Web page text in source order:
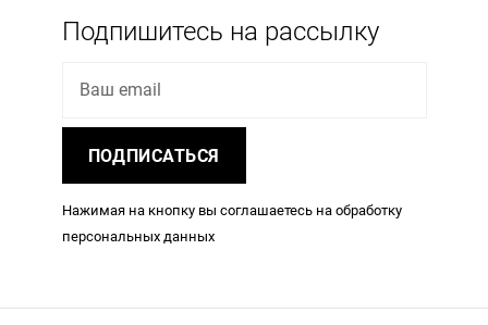
Подпишитесь на рассылку
Ваш email
ПОДПИСАТЬСЯ
Нажимая на кнопку вы соглашаетесь на обработку
персональных данных